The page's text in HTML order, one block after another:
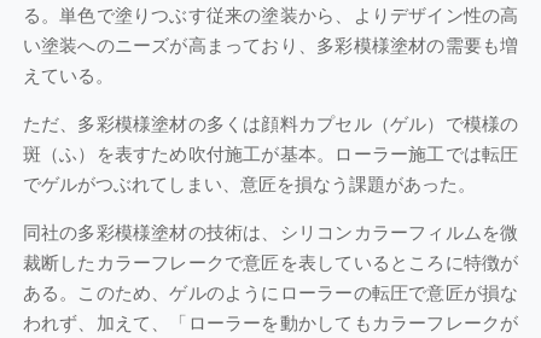
る。単色で塗りつぶす従来の塗装から、よりデザイン性の高
い塗装へのニーズが高まっており、多彩模様塗材の需要も増
えている。
ただ、多彩模様塗材の多くは顔料カプセル（ゲル）で模様の
斑（ふ）を表すため吹付施工が基本。ローラー施工では転圧
でゲルがつぶれてしまい、意匠を損なう課題があった。
同社の多彩模様塗材の技術は、シリコンカラーフィルムを微
裁断したカラーフレークで意匠を表しているところに特徴が
ある。このため、ゲルのようにローラーの転圧で意匠が損な
われず、加えて、「ローラーを動かしてもカラーフレークが